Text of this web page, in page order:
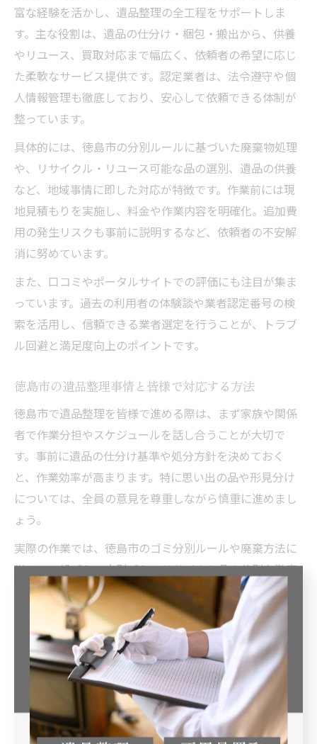
富な経験を活かし、遺品整理の全工程をサポートしま
す。主な役割は、遺品の仕分け・梱包・搬出から、供養
やリユース、買取対応まで幅広く、依頼者の希望に応じ
た柔軟なサービス提供です。認定業者は、法令遵守や個
人情報管理も徹底しており、安心して依頼できる体制が
整っています。
具体的には、徳島市の分別ルールに基づいた廃棄物処理
や、リサイクル・リユース可能な品の選別、遺品の供養
など、地域事情に即した対応が特徴です。作業前には現
地見積もりを実施し、料金や作業内容を明確化。追加費
用の発生リスクも事前に説明するなど、依頼者の不安解
消に努めています。
また、口コミやポータルサイトでの評価にも注目が集ま
っています。過去の利用者の体験談や業者認定番号の検
索を活用し、信頼できる業者選定を行うことが、トラブ
ル回避と満足度向上のポイントです。
徳島市の遺品整理事情と皆様で対応する方法
徳島市で遺品整理を皆様で進める際は、まず家族や関係
者で作業分担やスケジュールを話し合うことが大切で
す。事前に遺品の仕分け基準や処分方針を決めておく
と、作業効率が高まります。特に思い出の品や形見分け
については、全員の意見を尊重しながら慎重に進めまし
ょう。
実際の作業では、徳島市のゴミ分別ルールや廃棄方法に
従い、一般ゴミ・大型ゴミ・リサイクル品の分別を徹底
します。分別の際には、公式ガイドラインや市のサポー
ト窓口を活用し、誤った処分によるトラブルを防ぐこと
が重要です。処分が難しい品や大量の不用品が出た場合
は、遺品整理サービスの利用も検討しましょう。
例えば、作業中に貴重品や重要書類が見つかった場合、
すぐに保管・確認する体制を整えておくと安心です。皆
様で協力して進めることで、心の整理と実務両面の負担